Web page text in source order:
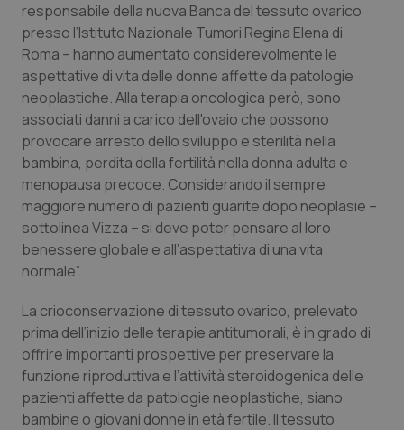
Molise
Piemonte
Provincia Autonoma di Bolzano
Provincia Autonoma di Trento
Puglia
Sardegna
Sicilia
Toscana
Umbria
Epatiti
HIV
Infezioni & Febbre
Ipertensione & Scompenso
Malattie rare
Malattia di Crohn & Rettocolite Ulcerosa
Neuroscienze & patologie neurodegenerative
Obesità
Oftalmologia
responsabile della nuova Banca del tessuto ovarico
presso l’Istituto Nazionale Tumori Regina Elena di
Roma – hanno aumentato considerevolmente le
aspettative di vita delle donne affette da patologie
neoplastiche. Alla terapia oncologica però, sono
associati danni a carico dell'ovaio che possono
provocare arresto dello sviluppo e sterilità nella
bambina, perdita della fertilità nella donna adulta e
menopausa precoce. Considerando il sempre
maggiore numero di pazienti guarite dopo neoplasie –
sottolinea Vizza – si deve poter pensare al loro
benessere globale e all’aspettativa di una vita
normale”.
La crioconservazione di tessuto ovarico, prelevato
prima dell’inizio delle terapie antitumorali, è in grado di
offrire importanti prospettive per preservare la
funzione riproduttiva e l’attività steroidogenica delle
pazienti affette da patologie neoplastiche, siano
bambine o giovani donne in età fertile. Il tessuto